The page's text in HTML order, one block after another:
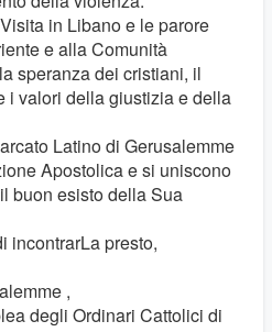
in Libano e le parore
e alla Comunità
speranza dei cristiani, il
i valori della giustizia e della
Latino di Gerusalemme
Apostolica e si uniscono
buon esisto della Sua
incontrarLa presto,
,
degli Ordinari Cattolici di